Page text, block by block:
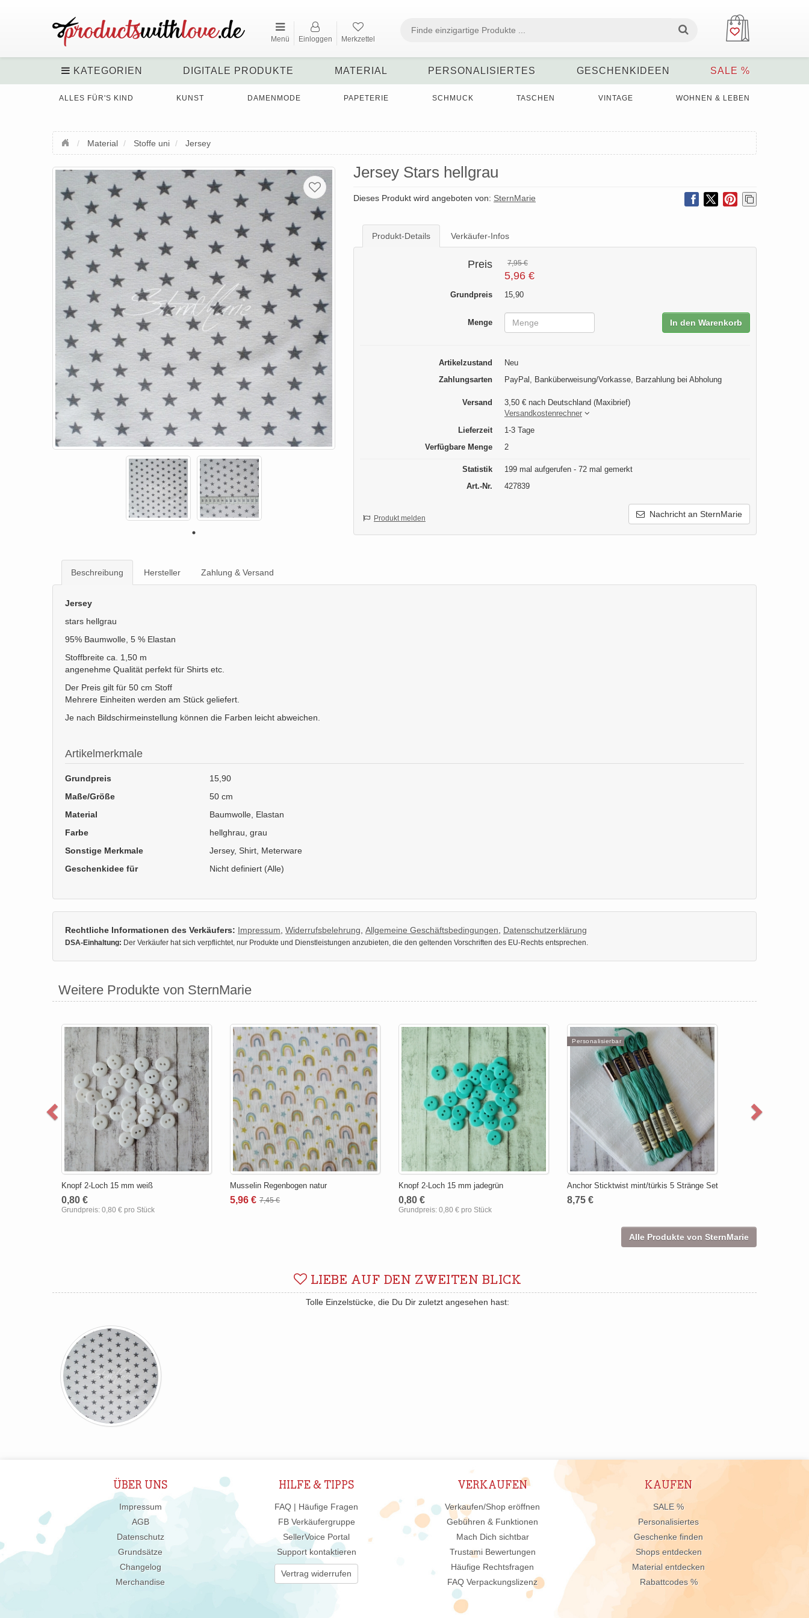
Menü Einloggen Merkzettel
KATEGORIEN DIGITALE PRODUKTE MATERIAL PERSONALISIERTES GESCHENKIDEEN SALE %
ALLES FÜR'S KIND KUNST DAMENMODE PAPETERIE SCHMUCK TASCHEN VINTAGE WOHNEN & LEBEN
Material Stoffe uni Jersey
Jersey Stars hellgrau
Dieses Produkt wird angeboten von: SternMarie
Produkt-Details Verkäufer-Infos
Preis 7,95 €
5,96 €
Grundpreis 15,90
Menge In den Warenkorb
Artikelzustand
Neu
Zahlungsarten
PayPal, Banküberweisung/Vorkasse, Barzahlung bei Abholung
Versand
3,50 € nach Deutschland (Maxibrief)
Versandkostenrechner
Lieferzeit
1-3 Tage
Verfügbare Menge
2
Statistik
199 mal aufgerufen - 72 mal gemerkt
Art.-Nr.
427839
Nachricht an SternMarie
Produkt melden
Beschreibung Hersteller Zahlung & Versand
Jersey
stars hellgrau
95% Baumwolle, 5 % Elastan
Stoffbreite ca. 1,50 m
angenehme Qualität perfekt für Shirts etc.
Der Preis gilt für 50 cm Stoff
Mehrere Einheiten werden am Stück geliefert.
Je nach Bildschirmeinstellung können die Farben leicht abweichen.
Artikelmerkmale
Grundpreis
15,90
Maße/Größe
50 cm
Material
Baumwolle, Elastan
Farbe
hellghrau, grau
Sonstige Merkmale
Jersey, Shirt, Meterware
Geschenkidee für
Nicht definiert (Alle)
Rechtliche Informationen des Verkäufers: Impressum Widerrufsbelehrung Allgemeine Geschäftsbedingungen Datenschutzerklärung
DSA-Einhaltung: Der Verkäufer hat sich verpflichtet, nur Produkte und Dienstleistungen anzubieten, die den geltenden Vorschriften des EU-Rechts entsprechen.
Weitere Produkte von SternMarie
Knopf 2-Loch 15 mm weiß
0,80 €
Grundpreis:0,80 € pro Stück
Musselin Regenbogen natur
5,96 € 7,45 €
Knopf 2-Loch 15 mm jadegrün
0,80 €
Grundpreis:0,80 € pro Stück
Personalisierbar
Anchor Sticktwist mint/türkis 5 Stränge Set
8,75 €
Alle Produkte von SternMarie
LIEBE AUF DEN ZWEITEN BLICK
Tolle Einzelstücke, die Du Dir zuletzt angesehen hast:
ÜBER UNS
Impressum
AGB
Datenschutz
Grundsätze
Changelog
Merchandise
HILFE & TIPPS
FAQ | Häufige Fragen
FB Verkäufergruppe
SellerVoice Portal
Support kontaktieren
Vertrag widerrufen
VERKAUFEN
Verkaufen/Shop eröffnen
Gebühren & Funktionen
Mach Dich sichtbar
Trustami Bewertungen
Häufige Rechtsfragen
FAQ Verpackungslizenz
KAUFEN
SALE %
Personalisiertes
Geschenke finden
Shops entdecken
Material entdecken
Rabattcodes %